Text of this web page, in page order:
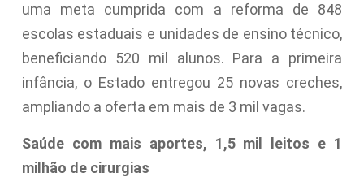
uma meta cumprida com a reforma de 848
escolas estaduais e unidades de ensino técnico,
beneficiando 520 mil alunos. Para a primeira
infância, o Estado entregou 25 novas creches,
ampliando a oferta em mais de 3 mil vagas.
Saúde com mais aportes, 1,5 mil leitos e 1
milhão de cirurgias